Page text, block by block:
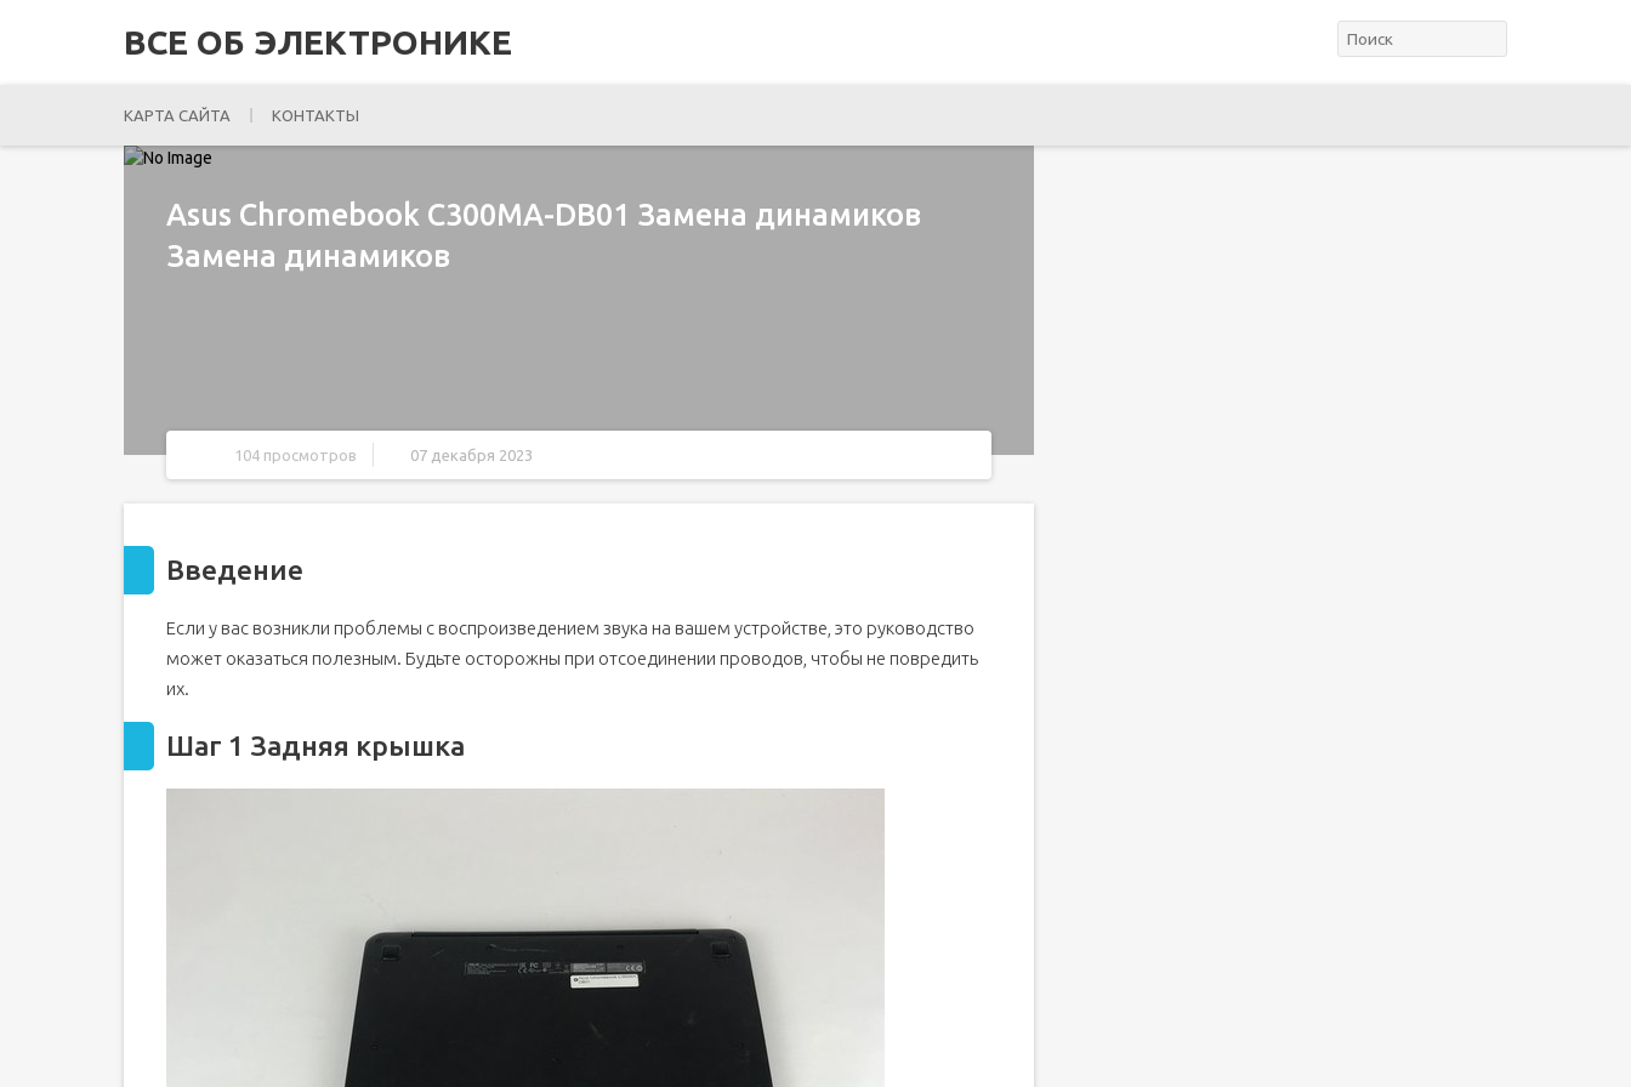
ВСЕ ОБ ЭЛЕКТРОНИКЕ
КАРТА САЙТА КОНТАКТЫ
Asus Chromebook C300MA-DB01 Замена динамиков
Замена динамиков
104 просмотров 07 декабря 2023
Введение
Если у вас возникли проблемы с воспроизведением звука на вашем устройстве, это руководство
может оказаться полезным. Будьте осторожны при отсоединении проводов, чтобы не повредить
их.
Шаг 1 Задняя крышка